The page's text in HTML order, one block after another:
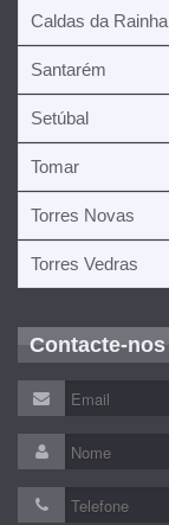
Caldas da Rainha
Santarém
Setúbal
Tomar
Torres Novas
Torres Vedras
Contacte-nos